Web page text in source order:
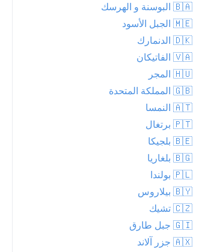
🇧🇦 البوسنة و الهرسك
🇲🇪 الجبل الأسود
🇩🇰 الدنمارك
🇻🇦 الفاتيكان
🇭🇺 المجر
🇬🇧 المملكة المتحدة
🇦🇹 النمسا
🇵🇹 برتغال
🇧🇪 بلجيكا
🇧🇬 بلغاريا
🇵🇱 بولندا
🇧🇾 بيلاروس
🇨🇿 تشيك
🇬🇮 جبل طارق
🇦🇽 جزر آلاند